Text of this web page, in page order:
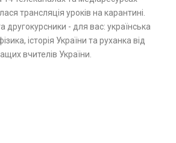
трансляція уроків на карантині.
другокурсники - для вас: українська
історія України та руханка від
вчителів України.